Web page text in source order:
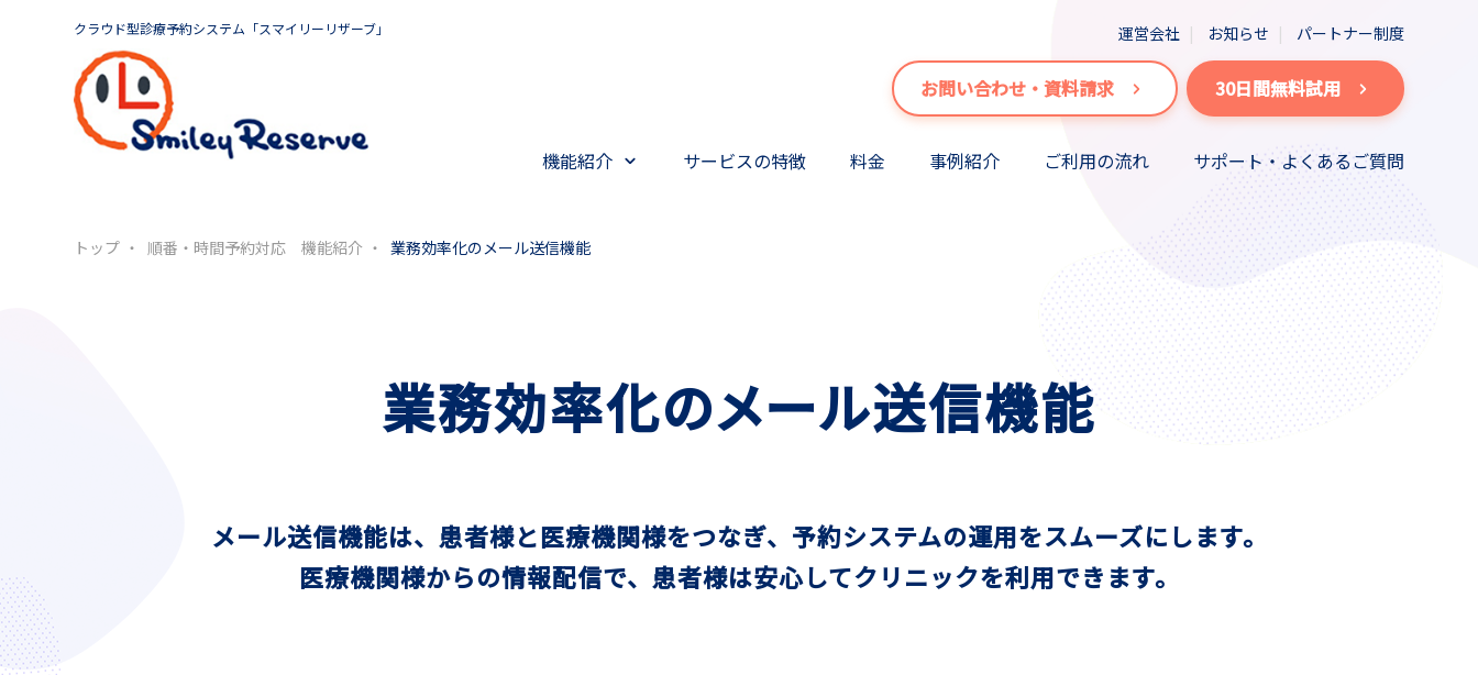
クラウド型診療予約システム「スマイリーリザーブ」
機能紹介 サービスの特徴 料金 事例紹介 ご利用の流れ サポート・よくあるご質問
運営会社 お知らせ パートナー制度
お問い合わせ・資料請求 30日間無料試用
トップ 順番・時間予約対応 機能紹介 業務効率化のメール送信機能
業務効率化のメール送信機能
メール送信機能は、患者様と医療機関様をつなぎ、予約システムの運用をスムーズにします。
医療機関様からの情報配信で、患者様は安心してクリニックを利用できます。